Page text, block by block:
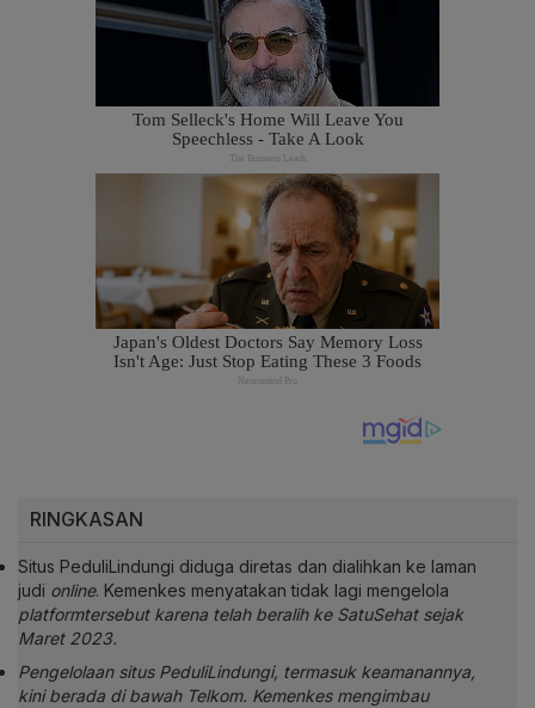
RINGKASAN
Situs PeduliLindungi diduga diretas dan dialihkan ke laman
judi online. Kemenkes menyatakan tidak lagi mengelola
platformtersebut karena telah beralih ke SatuSehat sejak
Maret 2023.
Pengelolaan situs PeduliLindungi, termasuk keamanannya,
kini berada di bawah Telkom. Kemenkes mengimbau